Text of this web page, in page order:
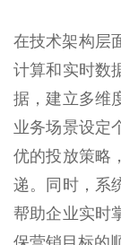
在技术架构层
计算和实时数
据，建立多维
业务场景设定
优的投放策略
递。同时，系
帮助企业实时